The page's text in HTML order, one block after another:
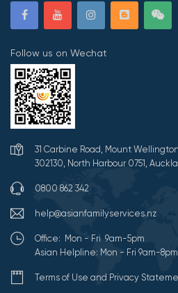
Follow us on Wechat
31 Carbine Road, Mount
302130, North Harbour 0751,
0800 862 342
help@asianfamilyservices.nz
Office: Mon - Fri 9am-5pm
Asian Helpline: Mon - Fri 9am-8pm
Terms of Use and Privacy